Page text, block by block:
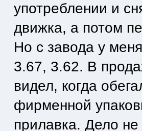
употреблении и
движка, а потом
Но с завода у
3.67, 3.62. В
видел, когда
фирменной
прилавка. Дело